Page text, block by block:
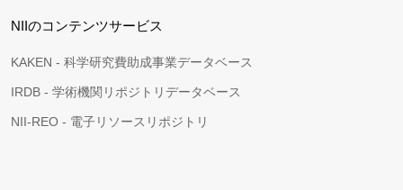
NIIのコンテンツサービス
KAKEN - 科学研究費助成事業データベース
IRDB - 学術機関リポジトリデータベース
NII-REO - 電子リソースリポジトリ